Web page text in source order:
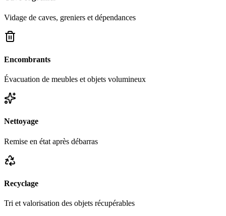
Vidage de caves, greniers et dépendances
Encombrants
Évacuation de meubles et objets volumineux
Nettoyage
Remise en état après débarras
Recyclage
Tri et valorisation des objets récupérables